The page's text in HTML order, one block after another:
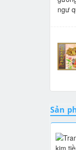
Sản